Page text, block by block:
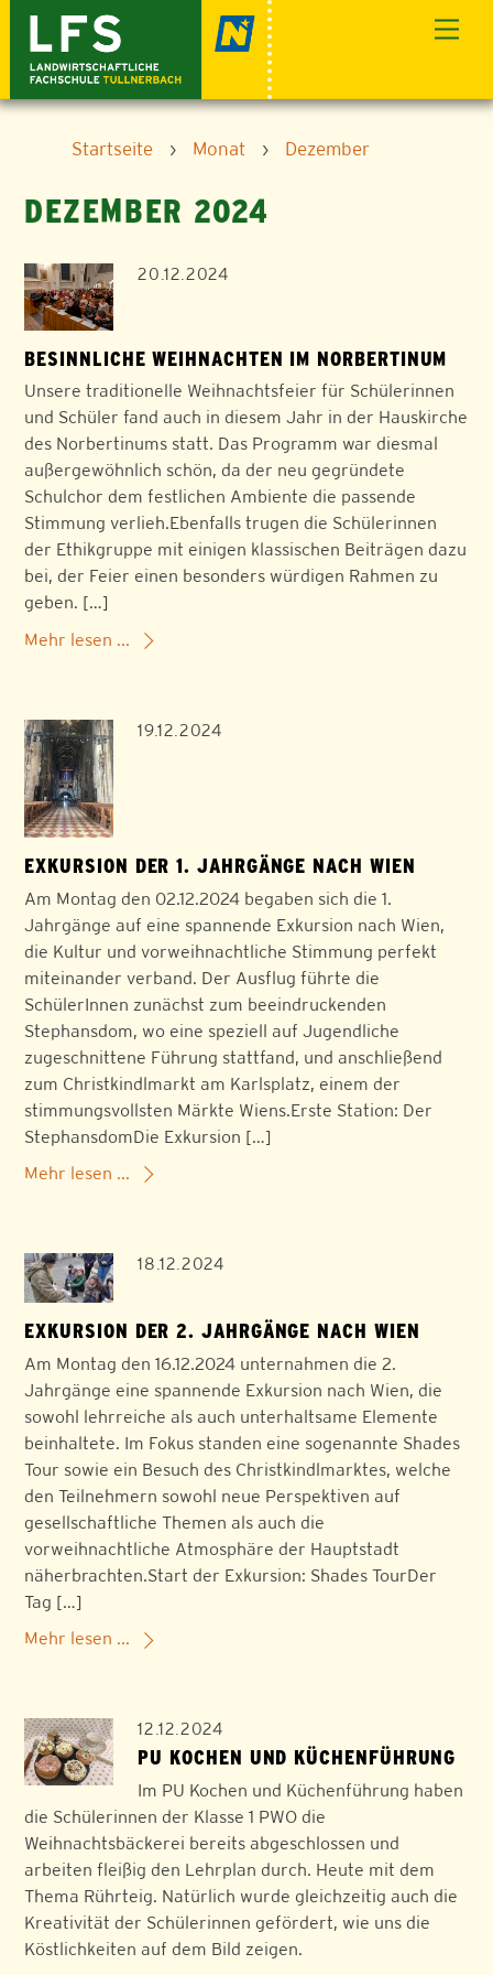
content
Startseite › Monat › Dezember
DEZEMBER 2024
20.12.2024
BESINNLICHE WEIHNACHTEN IM NORBERTINUM
Unsere traditionelle Weihnachtsfeier für Schülerinnen
und Schüler fand auch in diesem Jahr in der Hauskirche
des Norbertinums statt. Das Programm war diesmal
außergewöhnlich schön, da der neu gegründete
Schulchor dem festlichen Ambiente die passende
Stimmung verlieh.Ebenfalls trugen die Schülerinnen
der Ethikgruppe mit einigen klassischen Beiträgen dazu
bei, der Feier einen besonders würdigen Rahmen zu
geben. […]
Mehr lesen ...
19.12.2024
EXKURSION DER 1. JAHRGÄNGE NACH WIEN
Am Montag den 02.12.2024 begaben sich die 1.
Jahrgänge auf eine spannende Exkursion nach Wien,
die Kultur und vorweihnachtliche Stimmung perfekt
miteinander verband. Der Ausflug führte die
SchülerInnen zunächst zum beeindruckenden
Stephansdom, wo eine speziell auf Jugendliche
zugeschnittene Führung stattfand, und anschließend
zum Christkindlmarkt am Karlsplatz, einem der
stimmungsvollsten Märkte Wiens.Erste Station: Der
StephansdomDie Exkursion […]
Mehr lesen ...
18.12.2024
EXKURSION DER 2. JAHRGÄNGE NACH WIEN
Am Montag den 16.12.2024 unternahmen die 2.
Jahrgänge eine spannende Exkursion nach Wien, die
sowohl lehrreiche als auch unterhaltsame Elemente
beinhaltete. Im Fokus standen eine sogenannte Shades
Tour sowie ein Besuch des Christkindlmarktes, welche
den Teilnehmern sowohl neue Perspektiven auf
gesellschaftliche Themen als auch die
vorweihnachtliche Atmosphäre der Hauptstadt
näherbrachten.Start der Exkursion: Shades TourDer
Tag […]
Mehr lesen ...
12.12.2024
PU KOCHEN UND KÜCHENFÜHRUNG
Im PU Kochen und Küchenführung haben
die Schülerinnen der Klasse 1 PWO die
Weihnachtsbäckerei bereits abgeschlossen und
arbeiten fleißig den Lehrplan durch. Heute mit dem
Thema Rührteig. Natürlich wurde gleichzeitig auch die
Kreativität der Schülerinnen gefördert, wie uns die
Köstlichkeiten auf dem Bild zeigen.